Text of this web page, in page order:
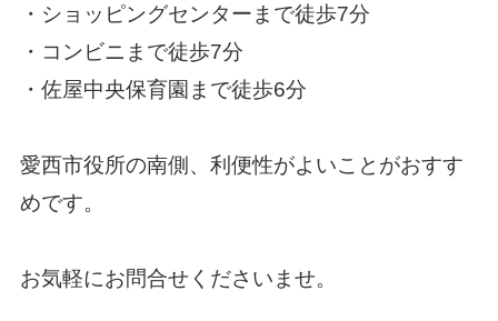
・ショッピングセンターまで徒歩7分
・コンビニまで徒歩7分
・佐屋中央保育園まで徒歩6分
愛西市役所の南側、利便性がよいことがおすす
めです。
お気軽にお問合せくださいませ。